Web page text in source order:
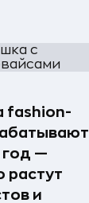
fashion-
год —
растут
и